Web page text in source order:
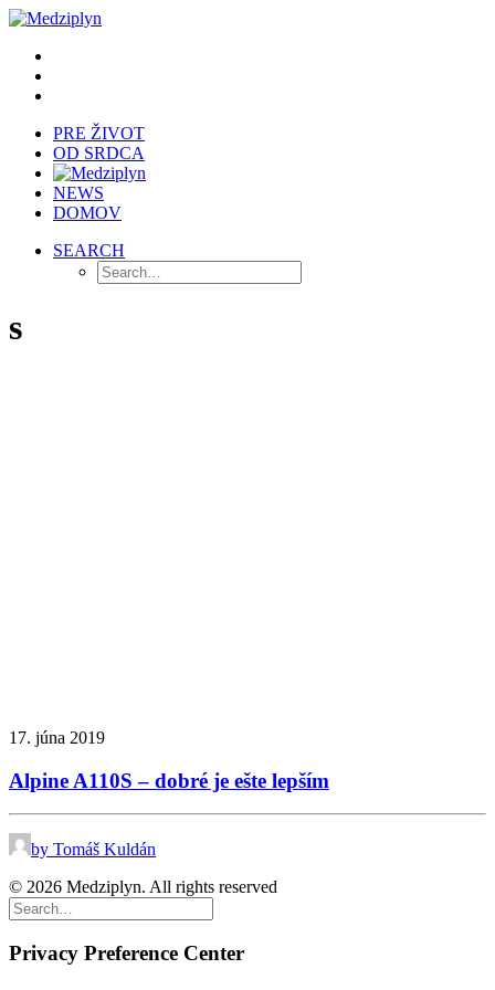
PRE ŽIVOT
OD SRDCA
NEWS
DOMOV
SEARCH
s
17. júna 2019
Alpine A110S – dobré je ešte lepším
by Tomáš Kuldán
© 2026 Medziplyn. All rights reserved
Privacy Preference Center